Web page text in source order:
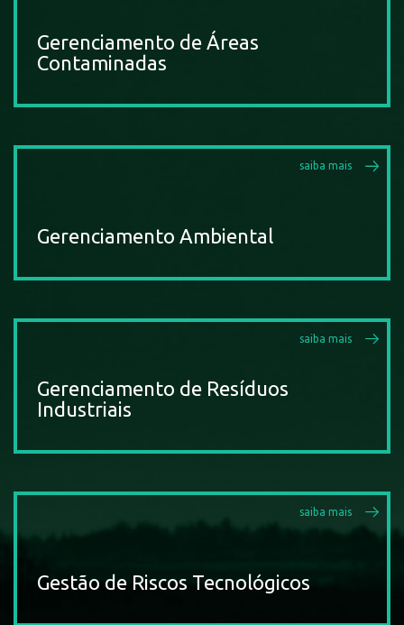
Gerenciamento de Áreas
Contaminadas
Gerenciamento Ambiental
saiba mais
Gerenciamento de Resíduos
Industriais
saiba mais
Gestão de Riscos Tecnológicos
saiba mais